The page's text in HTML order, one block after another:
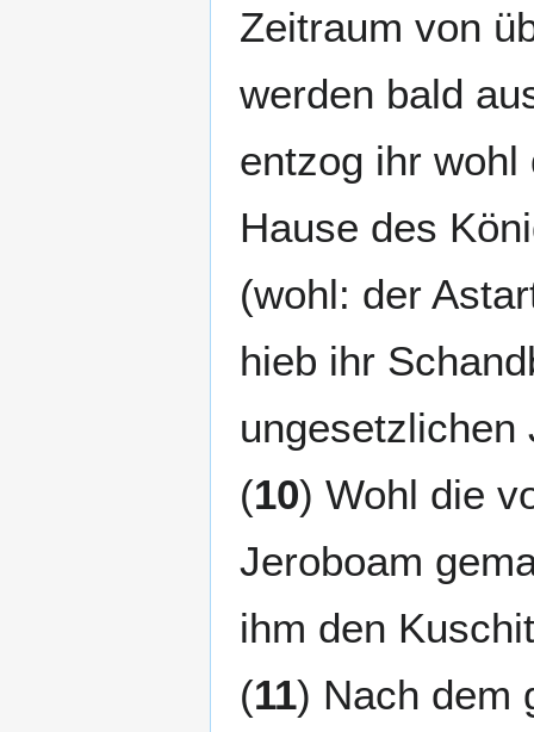
Zeitraum von
werden bald
entzog ihr
Hause des
(wohl: der
hieb ihr
(10) Wohl die
Jeroboam
ihm den
(11) Nach dem